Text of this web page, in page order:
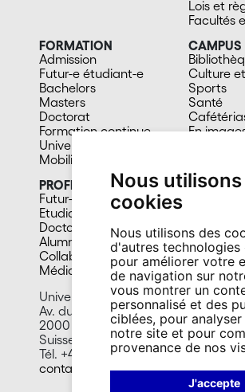
Nous
cookies
Nous utilisons des
d'autres technologies
pour améliorer votre
de navigation sur
vous montrer un
personnalisé et des
ciblées, pour
notre site et pour
provenance de nos
J'accepte
Lois et
Facultés
FORMATION
Admission
Futur-e étudiant-e
Bachelors
Masters
Doctorat
Formation continue
Université du 3e âge
Mobilité
CAMPUS
Culture
Sports
Santé
En
PROFIL
Futur-e étudiant-e
Etudiant-e
Doctorant-e
Alumni
Collaborateur-trice
Média
Université de Neuchâtel
Av. du 1er-Mars 26
2000 Neuchâtel
Suisse
Tél. +41 32 718 10 00
contact@unine.ch